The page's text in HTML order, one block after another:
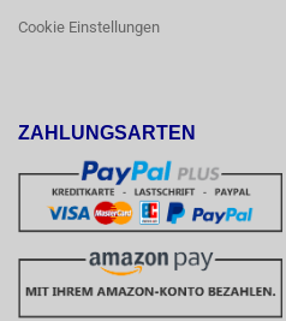
Cookie Einstellungen
ZAHLUNGSARTEN